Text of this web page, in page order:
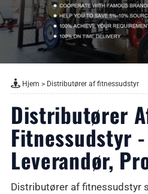
Hjem > Distributører af fitnessudstyr
Distributører
Fitnessudstyr
Leverandør,
Distributører af fitnessudstyr